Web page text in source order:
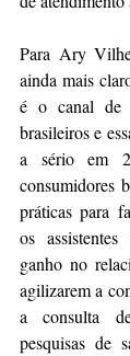
Para Ary
ainda mais
é o canal de
brasileiros e
a sério em
consumidores
práticas para
os
ganho no
agilizarem a
a consulta
pesquisas de